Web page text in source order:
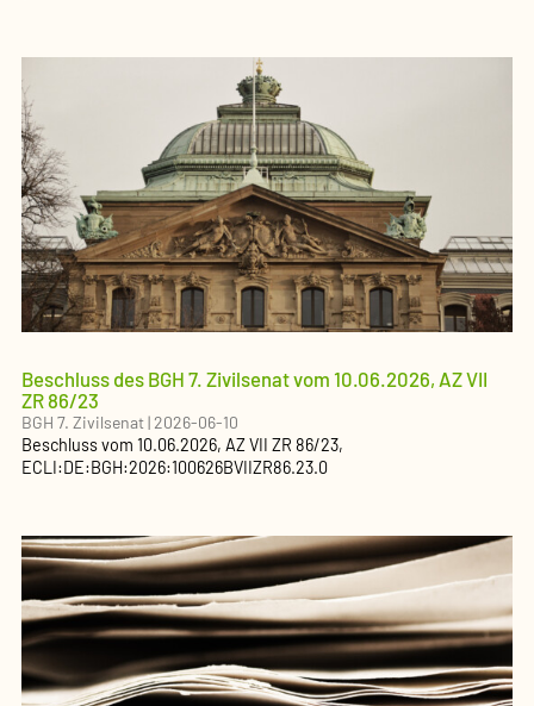
Beschluss des BGH 7. Zivilsenat vom 10.06.2026, AZ VII
ZR 86/23
BGH 7. Zivilsenat|2026-06-10
Beschlussvom 10.06.2026, AZVII ZR 86/23,
ECLI:DE:BGH:2026:100626BVIIZR86.23.0